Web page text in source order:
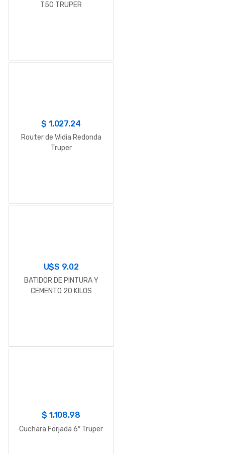
T50 TRUPER
$ 1,027.24
Router de Widia Redonda
Truper
U$S 9.02
BATIDOR DE PINTURA Y
CEMENTO 20 KILOS
$ 1,108.98
Cuchara Forjada 6″ Truper